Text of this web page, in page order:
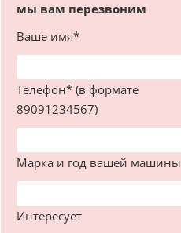
мы вам перезвоним
Ваше имя*
Телефон* (в формате
89091234567)
Марка и год вашей машины
Интересует